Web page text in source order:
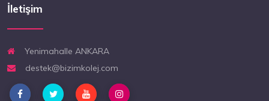
İletişim
Yenimahalle ANKARA
destek@bizimkolej.com